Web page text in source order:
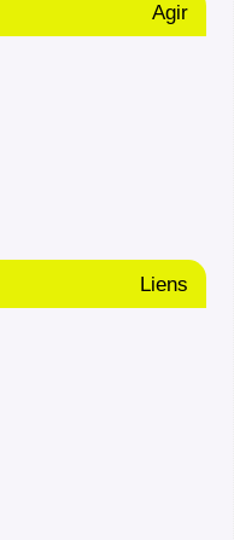
Agir
Liens